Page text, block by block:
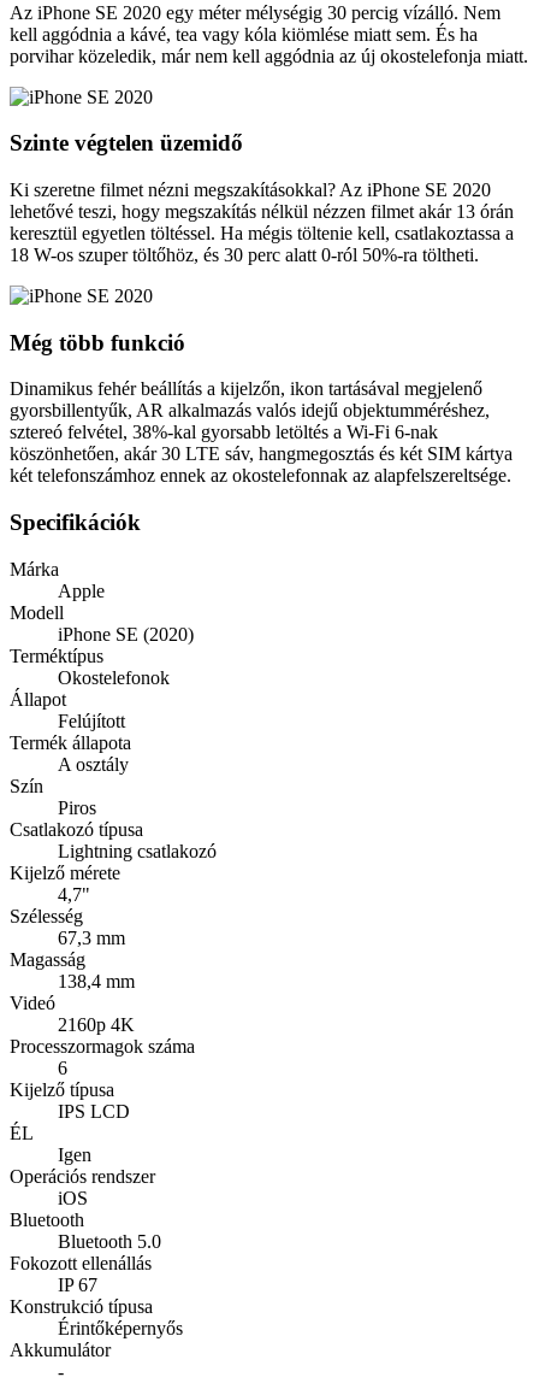
Az iPhone SE 2020 egy méter mélységig 30 percig vízálló. Nem
kell aggódnia a kávé, tea vagy kóla kiömlése miatt sem. És ha
porvihar közeledik, már nem kell aggódnia az új okostelefonja miatt.
Szinte végtelen üzemidő
Ki szeretne filmet nézni megszakításokkal? Az iPhone SE 2020
lehetővé teszi, hogy megszakítás nélkül nézzen filmet akár 13 órán
keresztül egyetlen töltéssel. Ha mégis töltenie kell, csatlakoztassa a
18 W-os szuper töltőhöz, és 30 perc alatt 0-ról 50%-ra töltheti.
Még több funkció
Dinamikus fehér beállítás a kijelzőn, ikon tartásával megjelenő
gyorsbillentyűk, AR alkalmazás valós idejű objektumméréshez,
sztereó felvétel, 38%-kal gyorsabb letöltés a Wi-Fi 6-nak
köszönhetően, akár 30 LTE sáv, hangmegosztás és két SIM kártya
két telefonszámhoz ennek az okostelefonnak az alapfelszereltsége.
Specifikációk
Márka
Apple
Modell
iPhone SE (2020)
Terméktípus
Okostelefonok
Állapot
Felújított
Termék állapota
A osztály
Szín
Piros
Csatlakozó típusa
Lightning csatlakozó
Kijelző mérete
4,7"
Szélesség
67,3 mm
Magasság
138,4 mm
Videó
2160p 4K
Processzormagok száma
6
Kijelző típusa
IPS LCD
ÉL
Igen
Operációs rendszer
iOS
Bluetooth
Bluetooth 5.0
Fokozott ellenállás
IP 67
Konstrukció típusa
Érintőképernyős
Akkumulátor
-